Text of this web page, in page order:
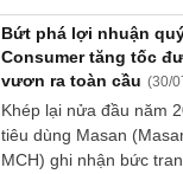
heo hơi đi xuống. Đây
tiếp Doanh nghiệp thu
Bứt phá lợi nhuận
Consumer tăng tốc
vươn ra toàn cầu (30/
Khép lại nửa đầu năm
tiêu dùng Masan
MCH) ghi nhận bức